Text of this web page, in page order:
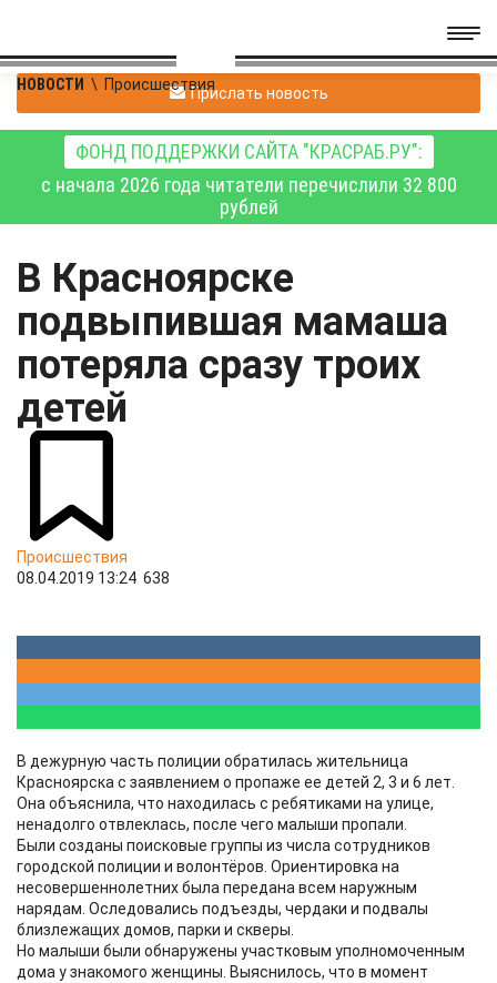
НОВОСТИ \ ПроисшествияПрислать новость
ФОНД ПОДДЕРЖКИ САЙТА "КРАСРАБ.РУ":
с начала 2026 года читатели перечислили 32 800
рублей
В Красноярске
подвыпившая мамаша
потеряла сразу троих
детей
Происшествия
08.04.2019 13:24 638
В дежурную часть полиции обратилась жительница
Красноярска с заявлением о пропаже ее детей 2, 3 и 6 лет.
Она объяснила, что находилась с ребятиками на улице,
ненадолго отвлеклась, после чего малыши пропали.
Были созданы поисковые группы из числа сотрудников
городской полиции и волонтёров. Ориентировка на
несовершеннолетних была передана всем наружным
нарядам. Оследовались подъезды, чердаки и подвалы
близлежащих домов, парки и скверы.
Но малыши были обнаружены участковым уполномоченным
дома у знакомого женщины. Выяснилось, что в момент